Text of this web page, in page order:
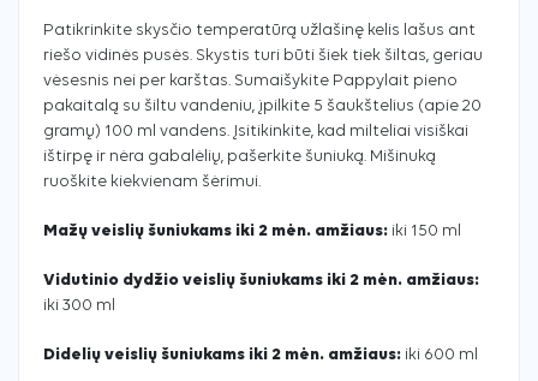
Patikrinkite skysčio temperatūrą užlašinę kelis lašus ant
riešo vidinės pusės. Skystis turi būti šiek tiek šiltas, geriau
vėsesnis nei per karštas. Sumaišykite Pappylait pieno
pakaitalą su šiltu vandeniu, įpilkite 5 šaukštelius (apie 20
gramų) 100 ml vandens. Įsitikinkite, kad milteliai visiškai
ištirpę ir nėra gabalėlių, pašerkite šuniuką. Mišinuką
ruoškite kiekvienam šėrimui.
Mažų veislių šuniukams iki 2 mėn. amžiaus: iki 150 ml
Vidutinio dydžio veislių šuniukams iki 2 mėn. amžiaus:
iki 300 ml
Didelių veislių šuniukams iki 2 mėn. amžiaus: iki 600 ml